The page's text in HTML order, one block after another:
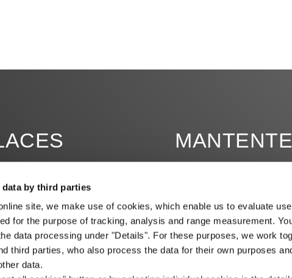
by third parties
site, we make use of cookies, which enable us to evaluate
for the purpose of tracking, analysis and range measurement.
data processing under "Details". For these purposes, we work
third parties, who also process the data for their own purposes
data.